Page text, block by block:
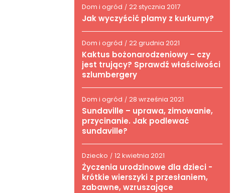
Dom i ogród / 22 stycznia 2017
Jak wyczyścić plamy z kurkumy?
Dom i ogród / 22 grudnia 2021
Kaktus bożonarodzeniowy – czy
jest trujący? Sprawdź właściwości
szlumbergery
Dom i ogród / 28 września 2021
Sundaville – uprawa, zimowanie,
przycinanie. Jak podlewać
sundaville?
Dziecko / 12 kwietnia 2021
Życzenia urodzinowe dla dzieci -
krótkie wierszyki z przesłaniem,
zabawne, wzruszające